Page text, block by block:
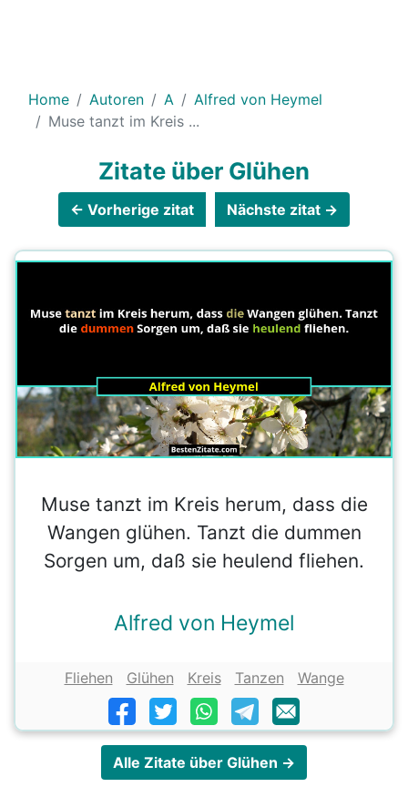
Home Autoren A
Alfred von Heymel
Muse tanzt im Kreis ...
Zitate über Glühen
← Vorherige zitat Nächste zitat →
Muse tanzt im Kreis herum, dass die
Wangen glühen. Tanzt die dummen
Sorgen um, daß sie heulend fliehen.
Alfred von Heymel
Fliehen Glühen Kreis Tanzen Wange
Alle Zitate über Glühen →